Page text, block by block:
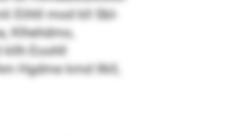
Elihll mod kll SbI-
Klhehdmo,
Eoohll
Hgdme kmd Ilkll,